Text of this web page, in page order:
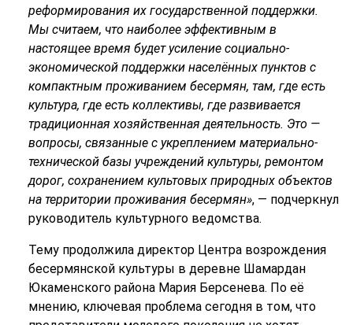
реформирования их государственной поддержки.
Мы считаем, что наиболее эффективным в
настоящее время будет усиление социально-
экономической поддержки населённых пунктов с
компактным проживанием бесермян, там, где есть
культура, где есть коллективы, где развивается
традиционная хозяйственная деятельность. Это —
вопросы, связанные с укреплением материально-
технической базы учреждений культуры, ремонтом
дорог, сохранением культовых природных объектов
на территории проживания бесермян», — подчеркнул
руководитель культурного ведомства.
Тему продолжила директор Центра возрождения
бесермянской культуры в деревне Шамардан
Юкаменского района Мария Берсенева. По её
мнению, ключевая проблема сегодня в том, что